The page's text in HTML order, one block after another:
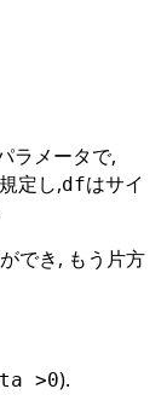
ラメータで,
定し,dfはサイ
でき, もう片方
>0).